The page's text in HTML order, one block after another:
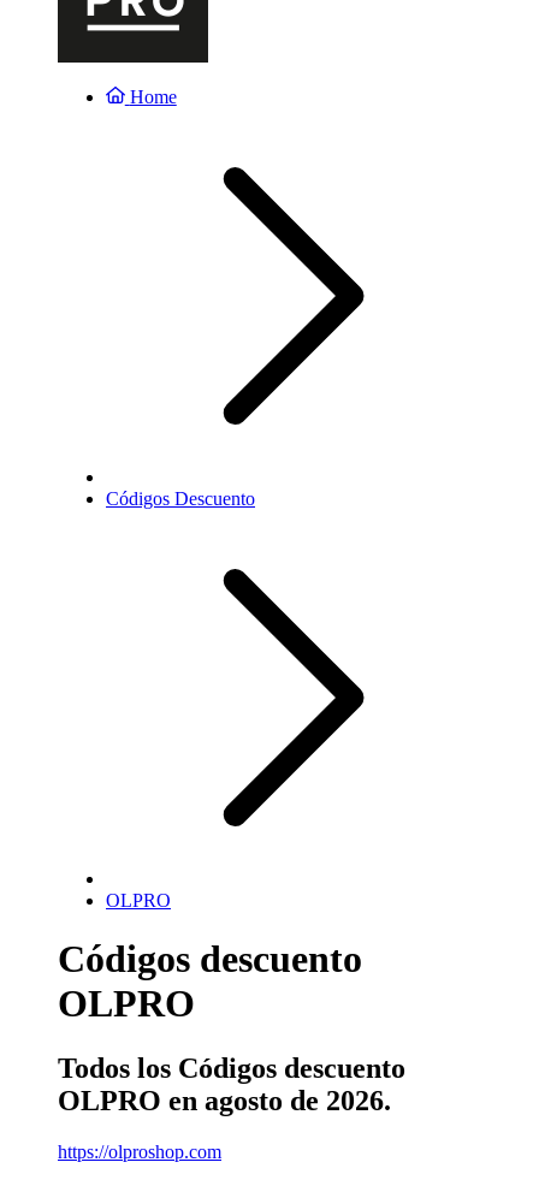
Home
Códigos Descuento
OLPRO
Códigos descuento
OLPRO
Todos los Códigos descuento
OLPRO en agosto de 2026.
https://olproshop.com